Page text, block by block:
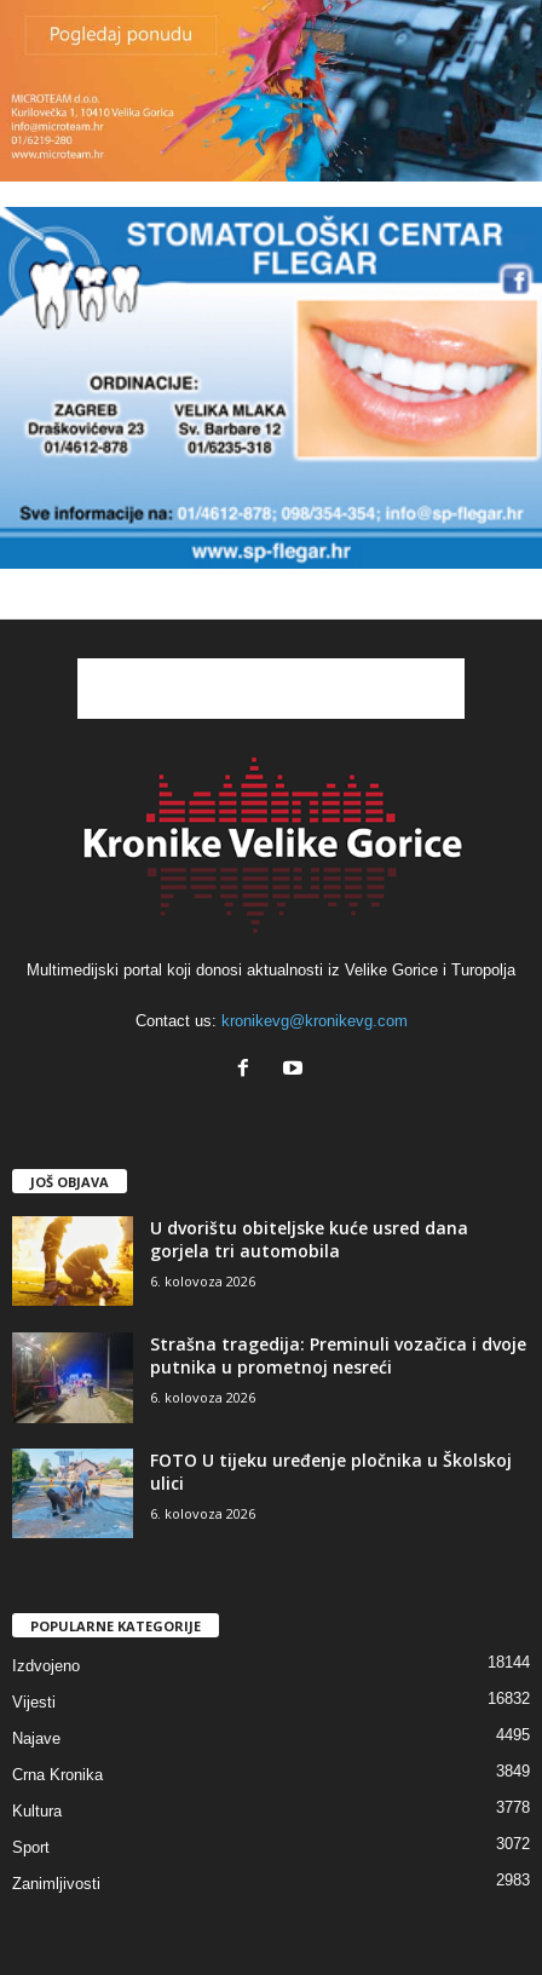
Multimedijski portal koji donosi aktualnosti iz Velike Gorice i Turopolja
Contact us: kronikevg@kronikevg.com
JOŠ OBJAVA
U dvorištu obiteljske kuće usred dana
gorjela tri automobila
6. kolovoza 2026
Strašna tragedija: Preminuli vozačica i dvoje
putnika u prometnoj nesreći
6. kolovoza 2026
FOTO U tijeku uređenje pločnika u Školskoj
ulici
6. kolovoza 2026
POPULARNE KATEGORIJE
Izdvojeno 18144
Vijesti 16832
Najave 4495
Crna Kronika 3849
Kultura 3778
Sport 3072
Zanimljivosti 2983